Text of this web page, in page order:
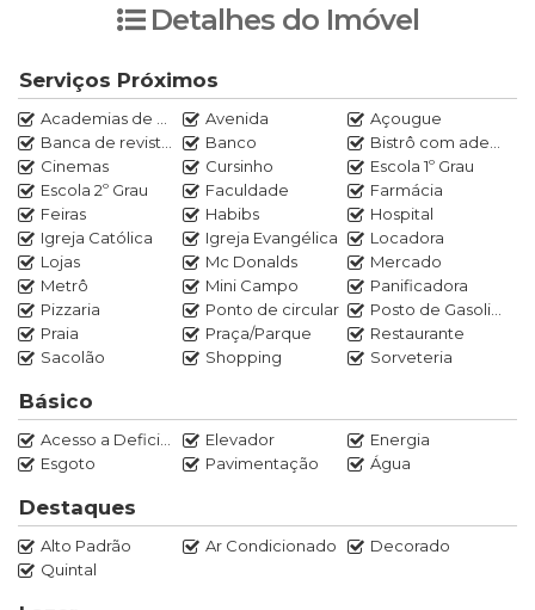
gourmet fechada com cortina de vidro, estendendo-se para
com deck de madeira, sauna e churrasqueira, criando o
cenário ideal para receber amigos e familiares com total
privacidade e vista livre. Na área íntima, as suítes espaçosas
possuem acabamentos de altíssimo padrão, closets
planejados e banheiros modernos, garantindo o máximo de
privacidade e descanso. A cozinha, totalmente planejada
com armários modernos de excelente qualidade, conecta-
se a uma área de serviço completa e independente. Além
de todos os atributos internos do imóvel, o morador
desfruta da infraestrutura incomparável de um verdadeiro
condomínio clube, dispondo de segurança 24 horas com
controle de acesso rigoroso, clube privativo com quadras de
tênis, campos de futebol, academia moderna, complexo
aquático, salões de festas, SPA e boliche, tudo isso a poucos
minutos das mais belas praias do Recreio, de shoppings
centers, colégios de alto padrão e do farto comércio da
região.
Agende sua visita conosco.
Detalhes do Imóvel
Serviços Próximos
Academias de ginástica Avenida
Açougue
Banca de revistas
Banco
Bistrô com adega
Cinemas
Cursinho
Escola 1º Grau
Escola 2º Grau
Faculdade
Farmácia
Feiras
Habibs
Hospital
Igreja Católica
Igreja Evangélica
Locadora
Lojas
Mc Donalds
Mercado
Metrô
Mini Campo
Panificadora
Pizzaria
Ponto de circular
Posto de Gasolina
Praia
Praça/Parque
Restaurante
Sacolão
Shopping Sorveteria
Básico
Acesso a Deficientes Elevador
Energia
Esgoto
Pavimentação Água
Destaques
Alto Padrão Ar Condicionado
Decorado
Quintal